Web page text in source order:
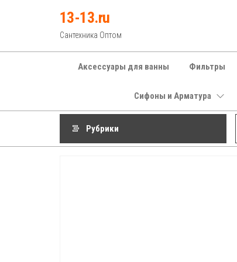
13-13.ru
Сантехника Оптом
Аксессуары для ванны Фильтры
Сифоны и Арматура
Рубрики